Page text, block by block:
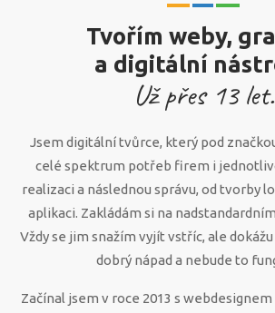
Tvořím weby,
a digitální
Už přes 13let.
Jsem digitální tvůrce, který pod
celé spektrum potřeb firem i
realizaci a následnou správu, od tvorby
aplikaci. Zakládám si na
Vždy se jim snažím vyjít vstříc, ale
dobrý nápad a nebude to
Začínal jsem v roce 2013 s